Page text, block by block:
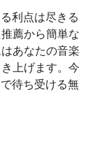
利点は尽きる
薦から簡単な
あなたの音楽
上げます。今
待ち受ける無